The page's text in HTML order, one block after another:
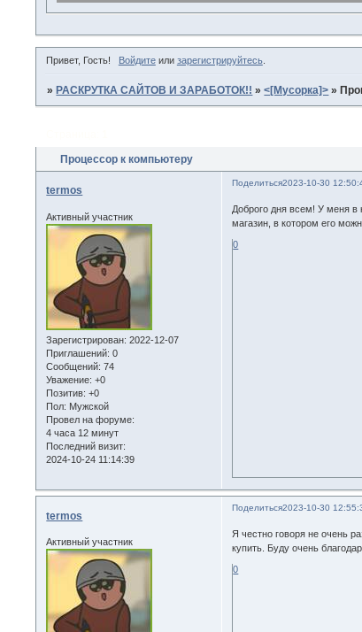
Привет, Гость! Войдитеили зарегистрируйтесь.
» РАСКРУТКА САЙТОВ И ЗАРАБОТОК!! »<[Мусорка]> »
Процессор к компьютеру
Поделиться2023-10-30
termos
Активный участник
Зарегистрирован: 2022-12-07
Приглашений: 0
Сообщений: 74
Уважение: +0
Позитив: +0
Пол: Мужской
Провел на форуме:
4 часа 12 минут
Последний визит:
2024-10-24 11:14:39
Доброго дня всем! У меня в
магазин, в котором его
0
Поделиться2023-10-30
termos
Активный участник
Я честно говоря не очень
купить. Буду очень
0